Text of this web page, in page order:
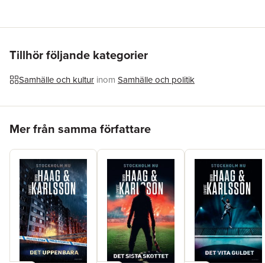
Medarbetare
Camilla Wixenius
Tillhör följande kategorier
Samhälle och kultur inom Samhälle och politik
Mer från samma författare